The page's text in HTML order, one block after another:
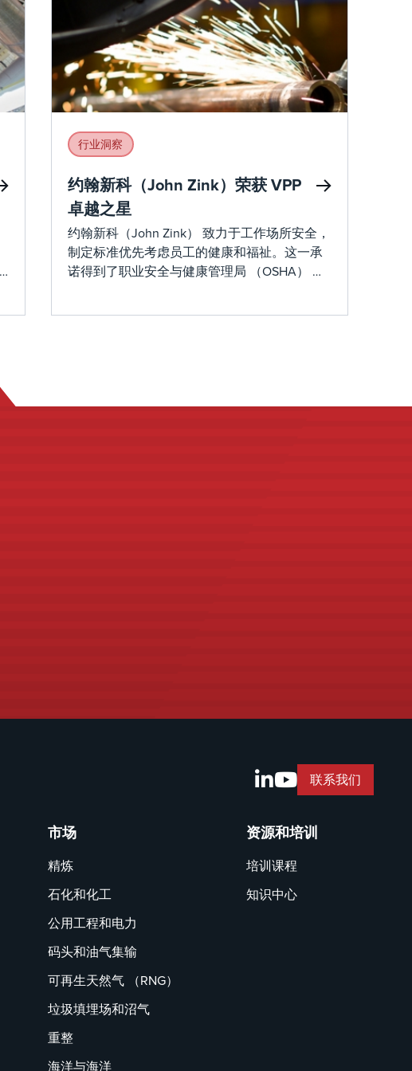
行业洞察
约翰新科（John Zink）荣获 VPP
卓越之星
约翰新科（John Zink） 致力于工作场所安全，
制定标准优先考虑员工的健康和福祉。这一承
诺得到了职业安全与健康管理局 （OSHA） 自
联系我们
市场
精炼
石化和化工
公用工程和电力
码头和油气集输
可再生天然气 （RNG）
垃圾填埋场和沼气
重整
海洋与海洋
资源和培训
培训课程
知识中心